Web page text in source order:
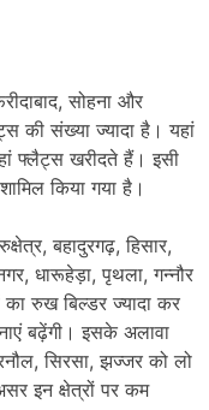
सोहना और
की संख्या ज्यादा है। यहां
फ्लैट्स खरीदते हैं। इसी
किया गया है।
बहादुरगढ़, हिसार,
धारूहेड़ा, पृथला, गन्नौर
रुख बिल्डर ज्यादा कर
बढ़ेंगी। इसके अलावा
सिरसा, झज्जर को लो
इन क्षेत्रों पर कम